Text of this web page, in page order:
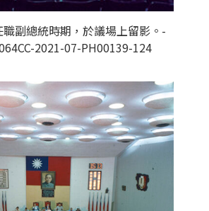
副總統時期，於議場上留影。-
2021-07-PH00139-124